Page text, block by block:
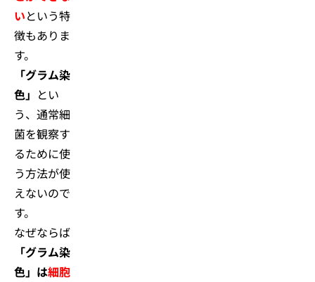
いという特
徴もありま
す。
「グラム染
色」 とい
う、通常細
菌を観察す
るために使
う方法が使
えないので
す。
なぜならば
「グラム染
色」は細胞